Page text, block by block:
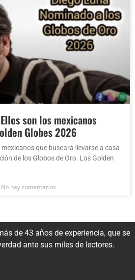
son los mexicanos
Globes 2026
que buscará llevarse a casa
de los Globos de Oro. Los Golden
No hay comentarios
de 43 años de experiencia, que se
ante sus miles de lectores.